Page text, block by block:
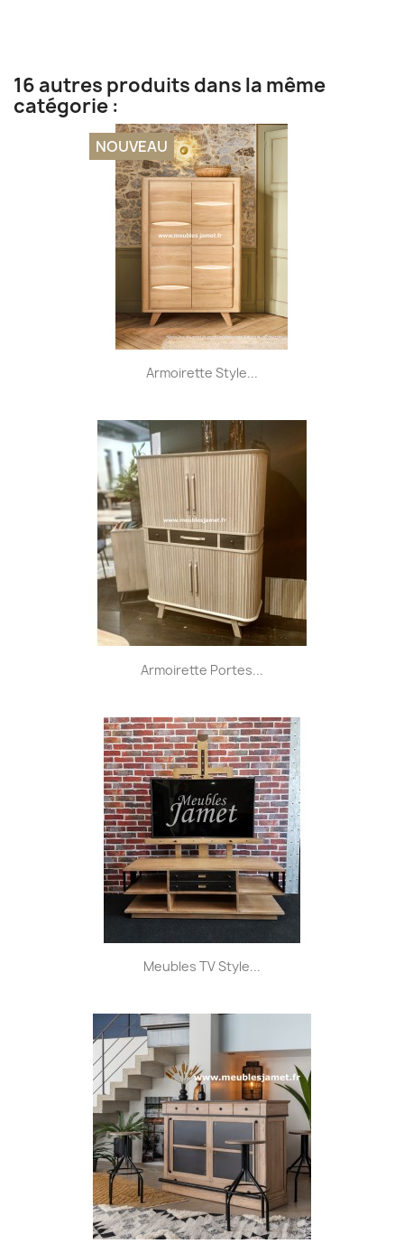
16 autres produits dans la même
catégorie :
Armoirette Style...
NOUVEAU
Armoirette Portes...
Meubles TV Style...